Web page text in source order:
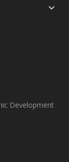
Development